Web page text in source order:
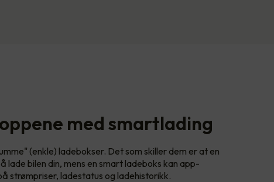
med smartlading
(enkle) ladebokser. Det som skiller dem er at en
lade bilen din, mens en smart ladeboks kan app-
strømpriser, ladestatus og ladehistorikk.